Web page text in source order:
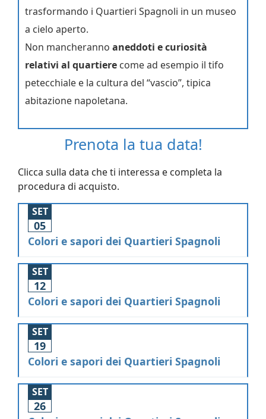
trasformando i Quartieri Spagnoli in un museo
a cielo aperto.
Non mancheranno aneddoti e curiosità
relativi al quartiere come ad esempio il tifo
petecchiale e la cultura del “vascio”, tipica
abitazione napoletana.
Prenota la tua data!
Clicca sulla data che ti interessa e completa la
procedura di acquisto.
SET
05
Colori e sapori dei Quartieri Spagnoli
SET
12
Colori e sapori dei Quartieri Spagnoli
SET
19
Colori e sapori dei Quartieri Spagnoli
SET
26